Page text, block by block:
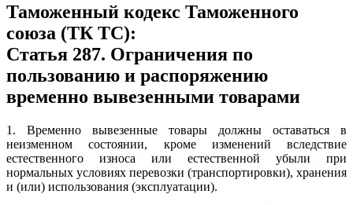
Таможенный кодекс Таможенного
союза (ТК ТС):
Статья 287. Ограничения по
пользованию и распоряжению
временно вывезенными товарами
1. Временно вывезенные товары должны оставаться в
неизменном состоянии, кроме изменений вследствие
естественного износа или естественной убыли при
нормальных условиях перевозки (транспортировки), хранения
и (или) использования (эксплуатации).